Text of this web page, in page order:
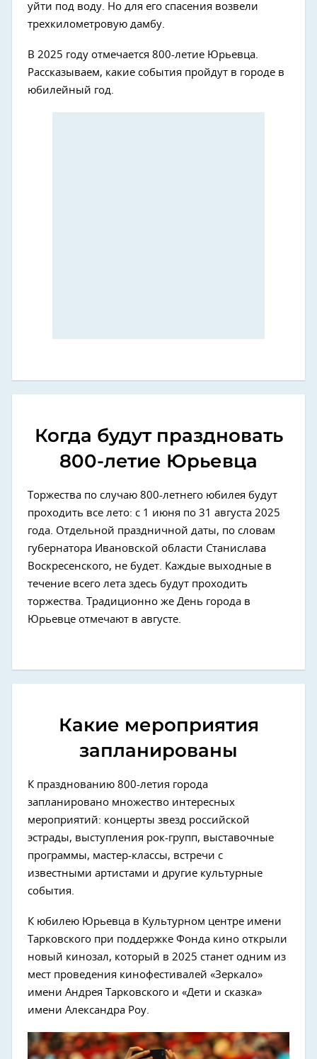
уйти под воду. Но для его спасения возвели
трехкилометровую дамбу.
В 2025 году отмечается 800-летие Юрьевца.
Рассказываем, какие события пройдут в городе в
юбилейный год.
Когда будут праздновать
800-летие Юрьевца
Торжества по случаю 800-летнего юбилея будут
проходить все лето: с 1 июня по 31 августа 2025
года. Отдельной праздничной даты, по словам
губернатора Ивановской области Станислава
Воскресенского, не будет. Каждые выходные в
течение всего лета здесь будут проходить
торжества. Традиционно же День города в
Юрьевце отмечают в августе.
Какие мероприятия
запланированы
К празднованию 800-летия города
запланировано множество интересных
мероприятий: концерты звезд российской
эстрады, выступления рок-групп, выставочные
программы, мастер-классы, встречи с
известными артистами и другие культурные
события.
К юбилею Юрьевца в Культурном центре имени
Тарковского при поддержке Фонда кино открыли
новый кинозал, который в 2025 станет одним из
мест проведения кинофестивалей «Зеркало»
имени Андрея Тарковского и «Дети и сказка»
имени Александра Роу.